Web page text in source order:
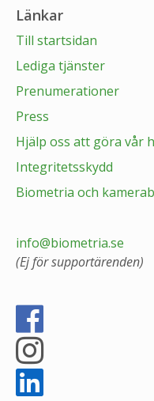
Länkar
Till startsidan
Lediga tjänster
Prenumerationer
Press
Hjälp oss att göra vår
Integritetsskydd
Biometria och
info@biometria.se
(Ej för supportärenden)